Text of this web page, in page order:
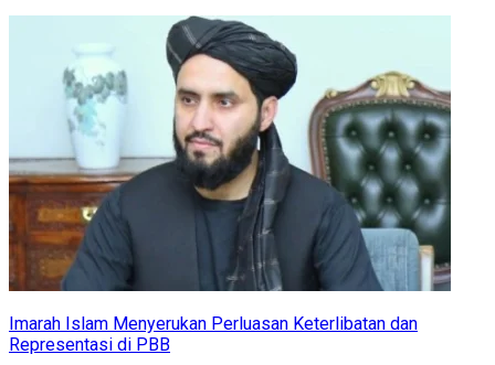
Imarah Islam Menyerukan Perluasan Keterlibatan dan
Representasi di PBB